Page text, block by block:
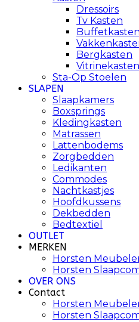
Dressoirs
Tv Kasten
Buffetkasten
Bergkasten
Vitrinekasten
Sta-Op Stoelen
SLAPEN
Slaapkamers
Boxsprings
Kledingkasten
Matrassen
Lattenbodems
Zorgbedden
Ledikanten
Commodes
Nachtkastjes
Hoofdkussens
Dekbedden
Bedtextiel
OUTLET
MERKEN
Horsten
Horsten
OVER ONS
Contact
Horsten
Horsten